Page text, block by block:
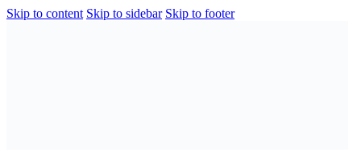
Skip to content Skip to sidebar Skip to footer